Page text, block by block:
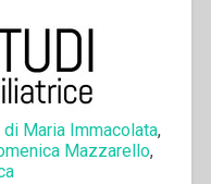
di Maria Immacolata,
Mazzarello,